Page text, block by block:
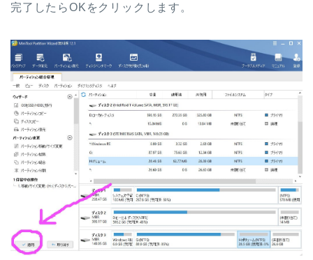
完了したらOKをクリックします。